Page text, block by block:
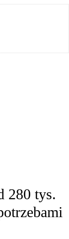
280 tys.